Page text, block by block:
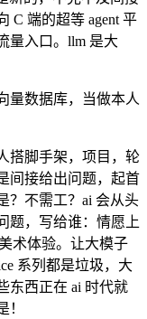
C 端的超等 agent 平
量入口。llm 是大
数据库，当做本人
脚手架，项目，轮
间接给出问题，起首
？不需工？ai 会从头
题，写给谁：情愿上
术体验。让大模子
系列都是垃圾，大
东西正在 ai 时代就
！